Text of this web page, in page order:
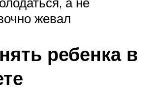
жевал
ребенка в